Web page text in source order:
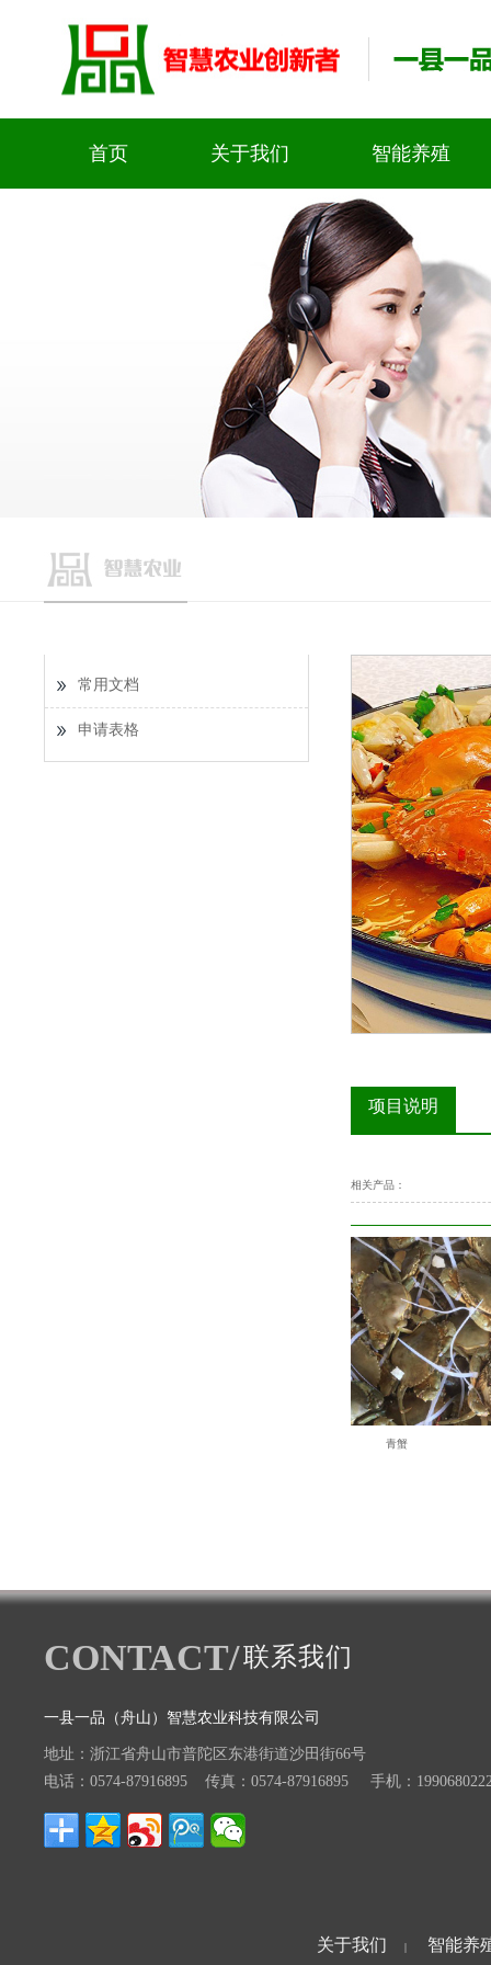
首页 关于我们 智能养殖
常用文档
申请表格
项目说明
相关产品：
CONTACT/联系我们
一县一品（舟山）智慧农业科技有限公司
地址：浙江省舟山市普陀区东港街道沙田街66号
电话：0574-87916895 传真：0574-87916895 手机：
关于我们 | 智能养